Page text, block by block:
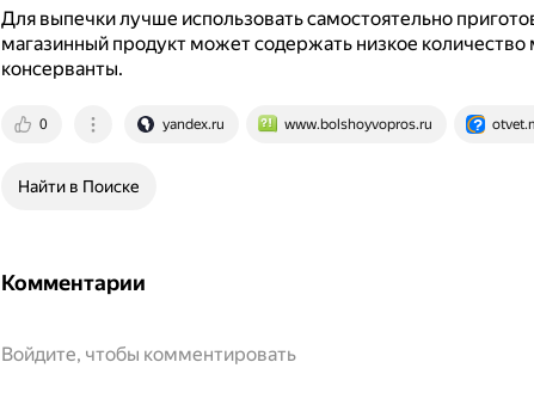
Для выпечки лучше использовать самостоятельно
магазинный продукт может содержать низкое количество
консерванты.
0 yandex.ru www.bolshoyvopros.ru
Найти в Поиске
Комментарии
Войдите, чтобы комментировать